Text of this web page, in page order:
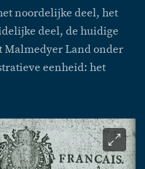
noordelijke deel, het
deel, de huidige
Malmedyer Land onder
eenheid: het